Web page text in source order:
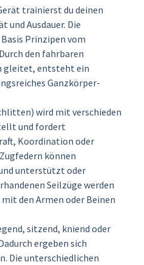
trainierst du deinen
und Ausdauer. Die
Prinzipen vom
den fahrbaren
gleitet, entsteht ein
Ganzkörper-
wird mit verschieden
und fordert
Koordination oder
können
unterstützt oder
Seilzüge werden
den Armen oder Beinen
sitzend, kniend oder
ergeben sich
Die unterschiedlichen